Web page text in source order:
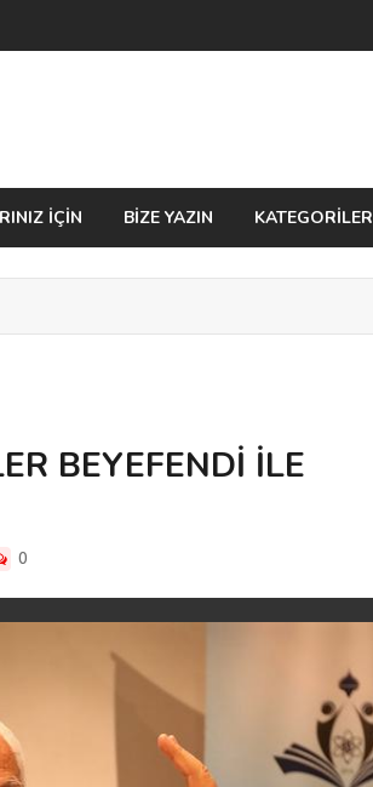
İÇİN BİZE YAZIN KATEGORİLER
BEYEFENDİ İLE
0